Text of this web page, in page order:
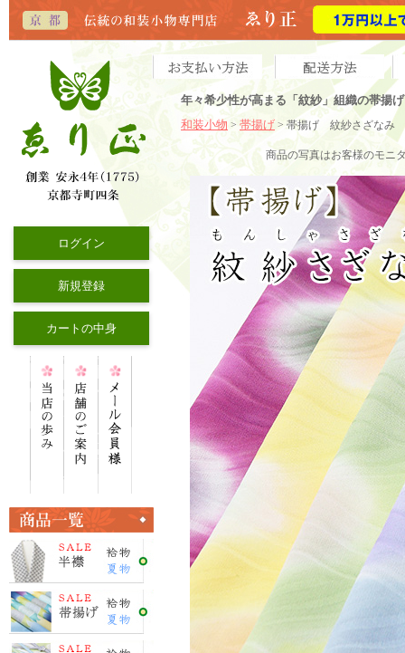
ログイン
新規登録
カートの中身
年々希少性が高まる「紋紗」組織の帯揚げ
和装小物 > 帯揚げ > 帯揚げ 紋紗さざなみ
商品の写真はお客様のモニ